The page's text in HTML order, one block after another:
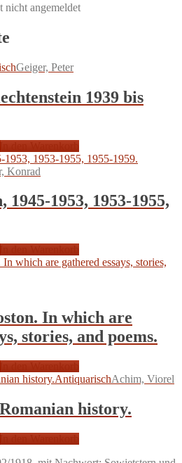
nicht angemeldet
Geiger, Peter
1939 bis
Konrad
1953, 1953-1955,
In which are
stories, and poems.
AntiquarischAchim, Viorel
history.